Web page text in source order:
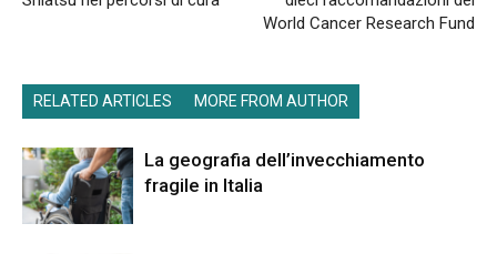
World Cancer Research Fund
RELATED ARTICLES MORE FROM AUTHOR
La geografia dell’invecchiamento
fragile in Italia